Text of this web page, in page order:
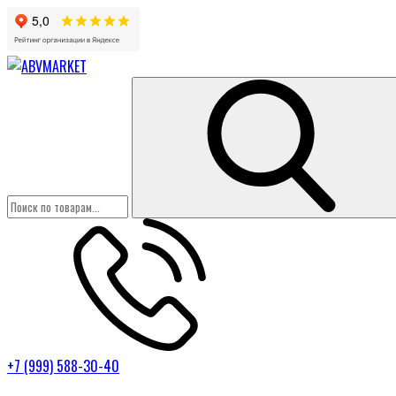
+7 (999) 588-30-40